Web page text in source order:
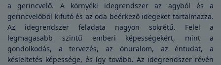
a gerincvelő. A környéki idegrendszer az agyból és a
gerincvelőből kifutó és az oda beérkező idegeket tartalmazza.
Az idegrendszer feladata nagyon sokrétű. Felel a
legmagasabb szintű emberi képességekért, mint a
gondolkodás, a tervezés, az önuralom, az éntudat, a
késleltetés képessége, és így tovább. Az idegrendszer révén